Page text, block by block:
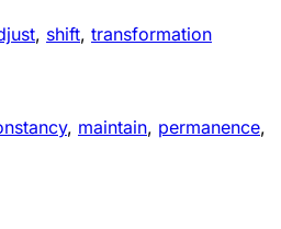
, shift, transformation
, maintain, permanence,